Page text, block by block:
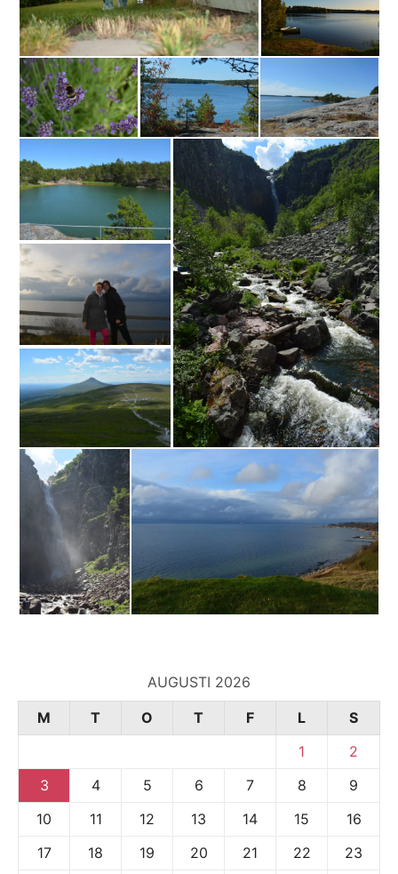
AUGUSTI 2026
M
T O T F L
S
1
2
3
4 5 6 7 8
9
10
11 12 13 14 15
16
17
18 19 20 21 22
23